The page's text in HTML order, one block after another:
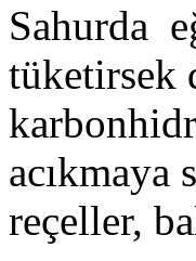
Sahurda
tüketirsek
acıkmaya
reçeller,